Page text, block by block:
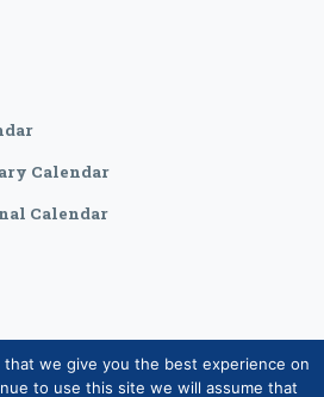
Calendar
Calendar
Rotarypalvelu ry 2026 |
we give you the best experience on
to use this site we will assume that